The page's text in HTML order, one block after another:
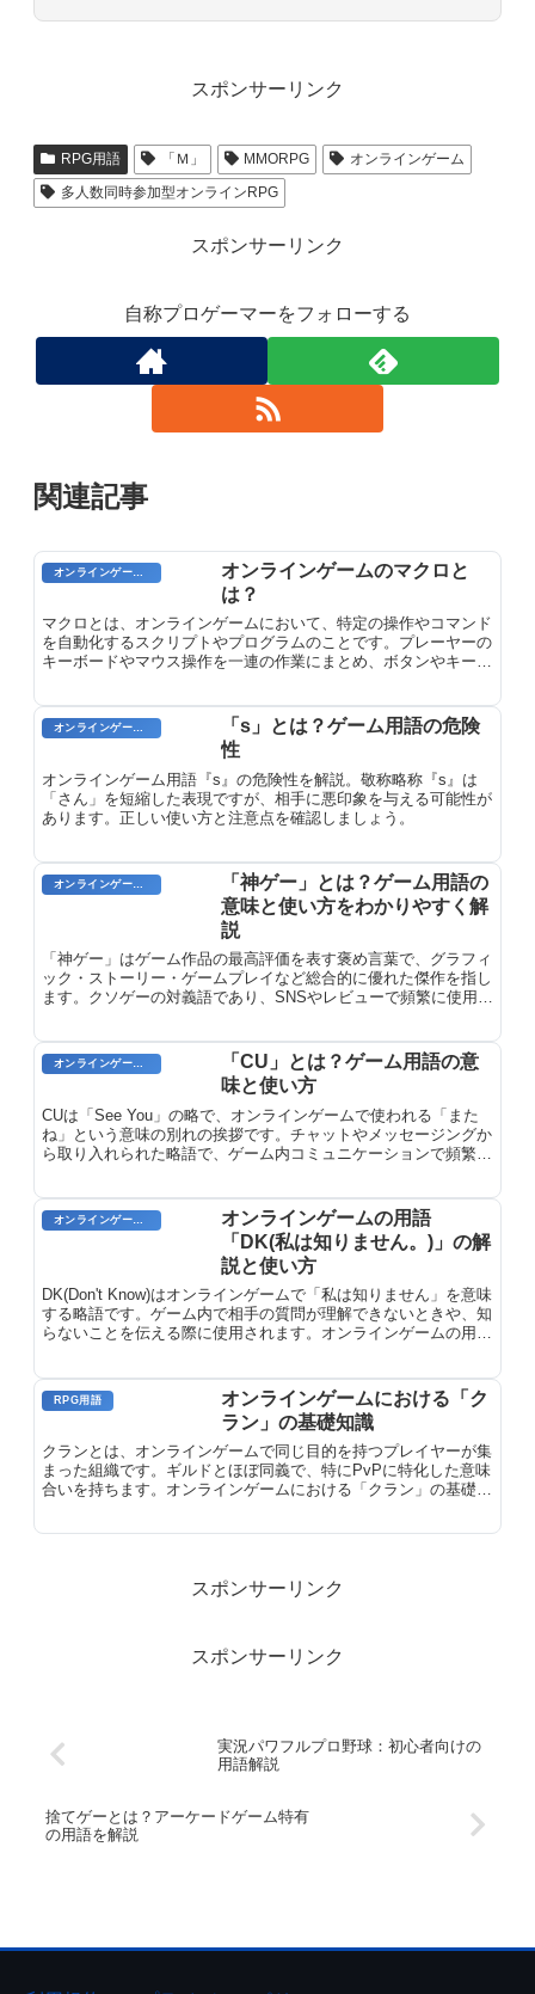
スポンサーリンク
RPG用語 「Ｍ」 MMORPG
オンラインゲーム
多人数同時参加型オンラインRPG
スポンサーリンク
自称プロゲーマーをフォローする
関連記事
オンラインゲームのマクロと
は？
マクロとは、オンラインゲームにおいて、特定の操作やコマンド
を自動化するスクリプトやプログラムのことです。プレーヤーの
キーボードやマウス操作を一連の作業にまとめ、ボタンやキーの
す。オンラインゲームでは、狩猟や農業、ギルドの管理などのさ
まざまなタスクに広く使用されています。
オンラインゲーム用語
「s」とは？ゲーム用語の危険
性
オンラインゲーム用語『s』の危険性を解説。敬称略称『s』は
「さん」を短縮した表現ですが、相手に悪印象を与える可能性が
あります。正しい使い方と注意点を確認しましょう。
「神ゲー」とは？ゲーム用語の
意味と使い方をわかりやすく解
説
「神ゲー」はゲーム作品の最高評価を表す褒め言葉で、グラフィ
ック・ストーリー・ゲームプレイなど総合的に優れた傑作を指し
ます。クソゲーの対義語であり、SNSやレビューで頻繁に使用さ
オンラインゲームのプレイに関する用語
「CU」とは？ゲーム用語の意
味と使い方
CUは「See You」の略で、オンラインゲームで使われる「また
ね」という意味の別れの挨拶です。チャットやメッセージングか
ら取り入れられた略語で、ゲーム内コミュニケーションで頻繁に
オンラインゲームの用語
「DK(私は知りません。)」の解
説と使い方
DK(Don't Know)はオンラインゲームで「私は知りません」を意味
する略語です。ゲーム内で相手の質問が理解できないときや、知
らないことを伝える際に使用されます。オンラインゲームの用語
RPG用語
オンラインゲームにおける「ク
ラン」の基礎知識
クランとは、オンラインゲームで同じ目的を持つプレイヤーが集
まった組織です。ギルドとほぼ同義で、特にPvPに特化した意味
合いを持ちます。オンラインゲームにおける「クラン」の基礎知
スポンサーリンク
スポンサーリンク
実況パワフルプロ野球：初心者向けの
用語解説
捨てゲーとは？アーケードゲーム特有
の用語を解説